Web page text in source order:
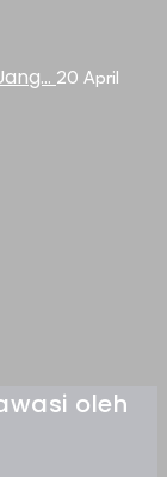
20 April
oleh